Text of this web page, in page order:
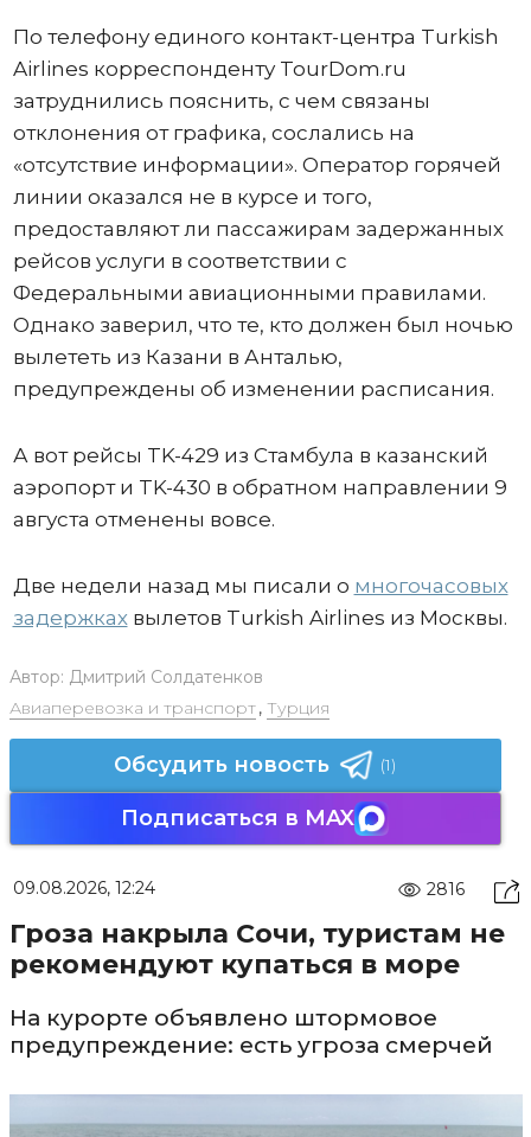
По телефону единого контакт-центра Turkish
Airlines корреспонденту TourDom.ru
затруднились пояснить, с чем связаны
отклонения от графика, сослались на
«отсутствие информации». Оператор горячей
линии оказался не в курсе и того,
предоставляют ли пассажирам задержанных
рейсов услуги в соответствии с
Федеральными авиационными правилами.
Однако заверил, что те, кто должен был ночью
вылететь из Казани в Анталью,
предупреждены об изменении расписания.
А вот рейсы TK-429 из Стамбула в казанский
аэропорт и TK-430 в обратном направлении 9
августа отменены вовсе.
Две недели назад мы писали о многочасовых
задержкахвылетов Turkish Airlines из Москвы.
Автор: Дмитрий Солдатенков
Авиаперевозка и транспорт, Турция
Обсудить новость (1)
Подписаться в MAX
09.08.2026, 12:24 2816
Гроза накрыла Сочи, туристам не
рекомендуют купаться в море
На курорте объявлено штормовое
предупреждение: есть угроза смерчей